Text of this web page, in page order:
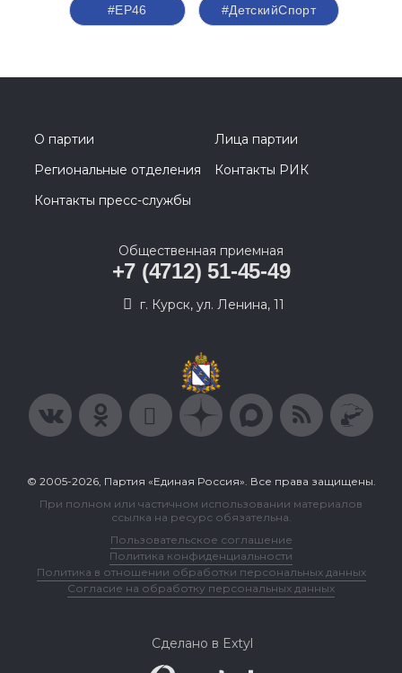
#ЕР46 #ДетскийСпорт
О партии
Лица партии
Региональные отделения
Контакты РИК
Контакты пресс-службы
Общественная приемная
+7 (4712) 51-45-49
г. Курск, ул. Ленина, 11
© 2005-2026, Партия «Единая Россия». Все права защищены.
При полном или частичном использовании материалов
ссылка на ресурс обязательна.
Пользовательское соглашение
Политика конфиденциальности
Политика в отношении обработки персональных данных
Согласие на обработку персональных данных
Сделано в Extyl